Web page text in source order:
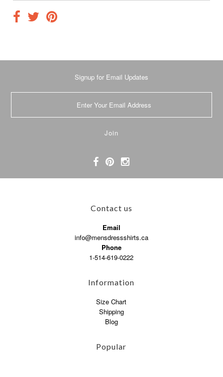
Signup for Email Updates
Contact us
Email
info@mensdressshirts.ca
Phone
1-514-619-0222
Information
Size Chart
Shipping
Blog
Popular